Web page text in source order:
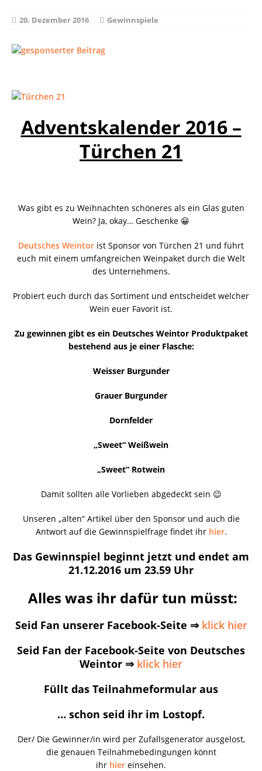
20. Dezember 2016 Gewinnspiele
Adventskalender 2016 –
Türchen 21
Was gibt es zu Weihnachten schöneres als ein Glas guten
Wein? Ja, okay… Geschenke 😀
Deutsches Weintor ist Sponsor von Türchen 21 und führt
euch mit einem umfangreichen Weinpaket durch die Welt
des Unternehmens.
Probiert euch durch das Sortiment und entscheidet welcher
Wein euer Favorit ist.
Zu gewinnen gibt es ein Deutsches Weintor Produktpaket
bestehend aus je einer Flasche:
Weisser Burgunder
Grauer Burgunder
Dornfelder
„Sweet“ Weißwein
„Sweet“ Rotwein
Damit sollten alle Vorlieben abgedeckt sein 😉
Unseren „alten“ Artikel über den Sponsor und auch die
Antwort auf die Gewinnspielfrage findet ihr hier.
Das Gewinnspiel beginnt jetzt und endet am
21.12.2016 um 23.59 Uhr
Alles was ihr dafür tun müsst:
Seid Fan unserer Facebook-Seite ⇒ klick hier
Seid Fan der Facebook-Seite von Deutsches
Weintor ⇒ klick hier
Füllt das Teilnahmeformular aus
… schon seid ihr im Lostopf.
Der/ Die Gewinner/in wird per Zufallsgenerator ausgelost,
die genauen Teilnahmebedingungen könnt
ihr hier einsehen.